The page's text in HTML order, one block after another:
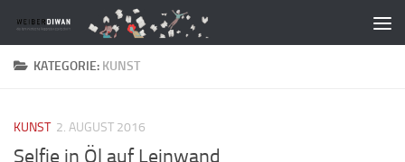
Zum Inhalt springen
KATEGORIE: KUNST
KUNST 2. AUGUST 2016
Selfie in Öl auf Leinwand